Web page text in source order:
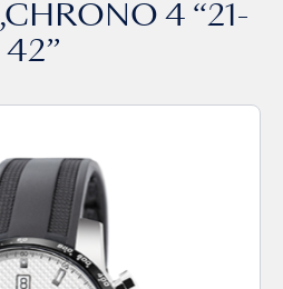
,CHRONO 4 “21-
42”